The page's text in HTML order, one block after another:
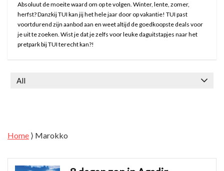
Absoluut de moeite waard om op te volgen. Winter, lente, zomer,
herfst? Danzkij TUI kan jij het hele jaar door op vakantie! TUI past
voortdurend zijn aanbod aan en weet altijd de goedkoopste deals voor
je uit te zoeken. Wist je dat je zelfs voor leuke daguitstapjes naar het
pretpark bij TUI terecht kan?!
All
Home ⟩ Marokko